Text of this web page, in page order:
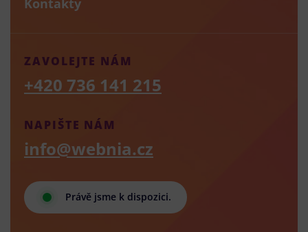
Právě jsme k dispozici.
NAPIŠTE NÁM
info@webnia.cz
ZAVOLEJTE NÁM
+420 736 141 215